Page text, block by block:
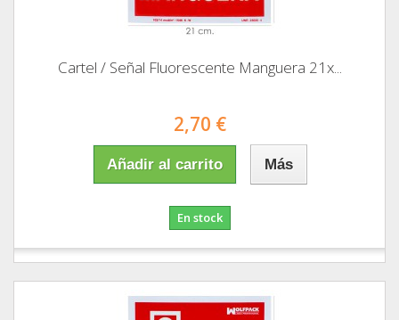
Cartel / Señal Fluorescente Manguera 21x...
2,70 €
Añadir al carrito Más
En stock